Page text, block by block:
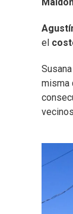
el
Susana
misma